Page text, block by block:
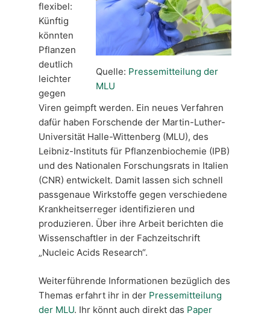
Quelle: Pressemitteilung der
MLU
flexibel:
Künftig
könnten
Pflanzen
deutlich
leichter
gegen
Viren geimpft werden. Ein neues Verfahren
dafür haben Forschende der Martin-Luther-
Universität Halle-Wittenberg (MLU), des
Leibniz-Instituts für Pflanzenbiochemie (IPB)
und des Nationalen Forschungsrats in Italien
(CNR) entwickelt. Damit lassen sich schnell
passgenaue Wirkstoffe gegen verschiedene
Krankheitserreger identifizieren und
produzieren. Über ihre Arbeit berichten die
Wissenschaftler in der Fachzeitschrift
„Nucleic Acids Research“.
Weiterführende Informationen bezüglich des
Themas erfahrt ihr in der Pressemitteilung
der MLU. Ihr könnt auch direkt das Paper